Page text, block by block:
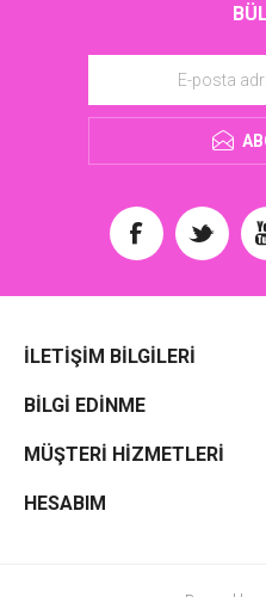
İLETIŞIM BILGILERI
BILGI EDINME
MÜŞTERI HIZMETLERI
HESABIM